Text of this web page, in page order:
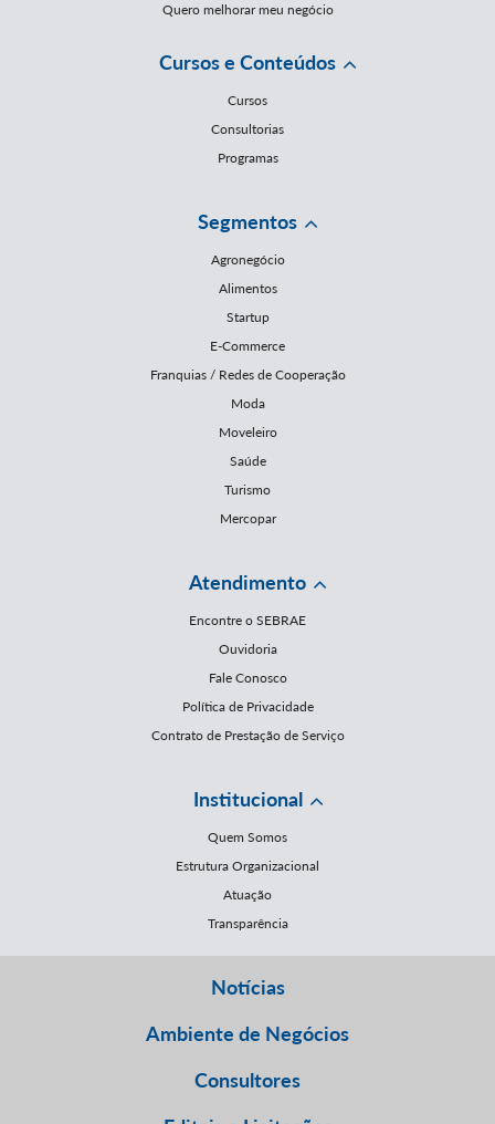
Quero melhorar meu negócio
Cursos e Conteúdos
Cursos
Consultorias
Programas
Segmentos
Agronegócio
Alimentos
Startup
E-Commerce
Franquias / Redes de Cooperação
Moda
Moveleiro
Saúde
Turismo
Mercopar
Atendimento
Encontre o SEBRAE
Ouvidoria
Fale Conosco
Política de Privacidade
Contrato de Prestação de Serviço
Institucional
Quem Somos
Estrutura Organizacional
Atuação
Transparência
Notícias
Ambiente de Negócios
Consultores